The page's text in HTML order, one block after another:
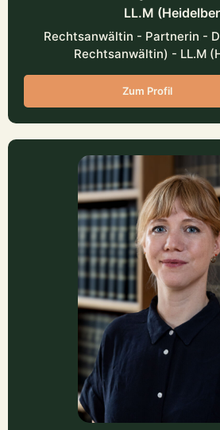
LL.M
Rechtsanwältin - Partnerin -
Rechtsanwältin) - LL.M
Zum Profil